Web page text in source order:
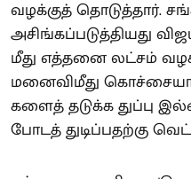
வழக்குத் தொடுத்தார்.
அசிங்கப்படுத்தியது
மீது எத்தனை லட்சம்
மனைவிமீது
களைத் தடுக்க துப்பு
போடத் துடிப்பதற்கு